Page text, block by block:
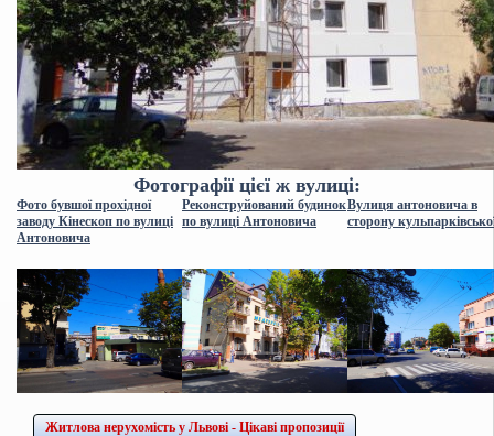
Фотографії цієї ж вулиці:
Фото бувшої прохідної
заводу Кінескоп по вулиці
Антоновича
Реконструйований будинок
по вулиці Антоновича
Вулиця антоновича в
сторону
Житлова нерухомість у Львові - Цікаві пропозиції